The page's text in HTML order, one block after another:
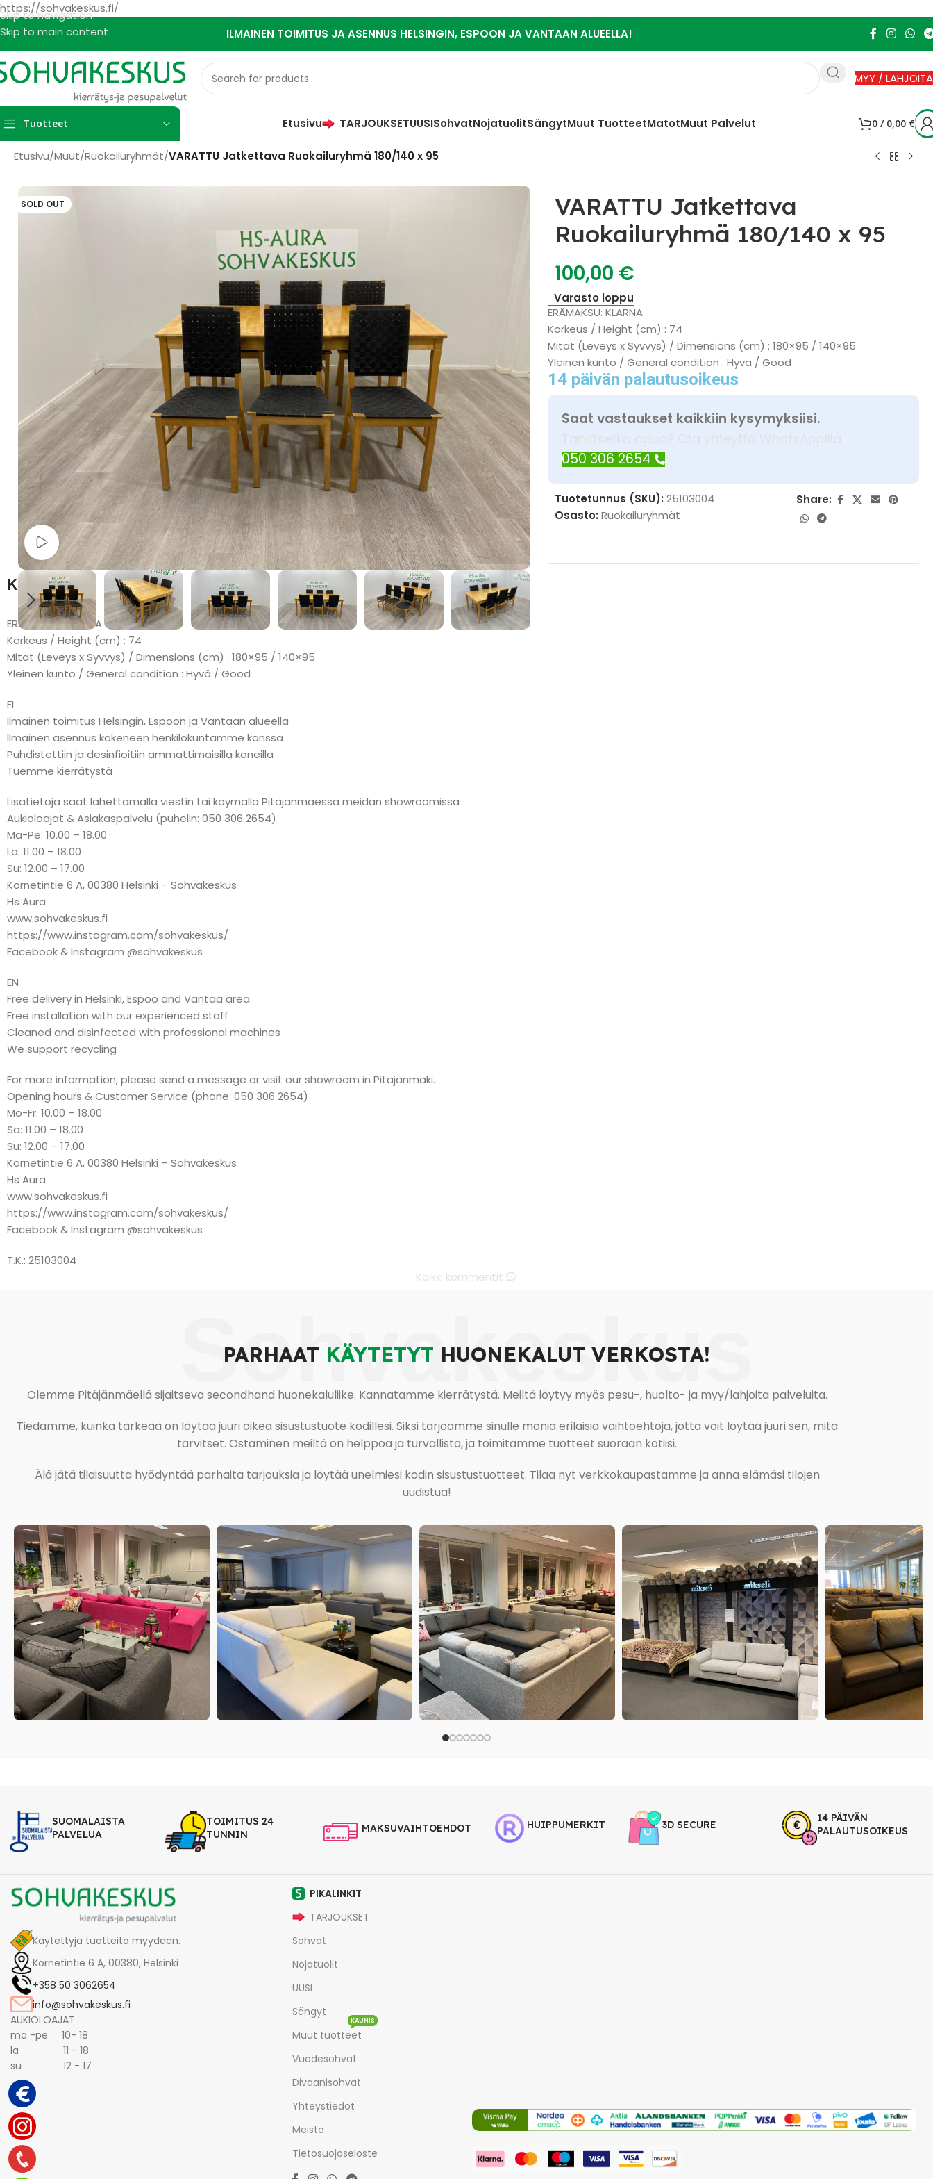
https://sohvakeskus.fi/
Skip to navigation
Skip to main content
ILMAINEN TOIMITUS JA ASENNUS HELSINGIN, ESPOON JA VANTAAN ALUEELLA!
MYY / LAHJOITA
Tuotteet Etusivu TARJOUKSETUUSISohvatNojatuolitSängytMuut TuotteetMatotMuut Palvelut 0 / 0,00 €
Etusivu/Muut/Ruokailuryhmät/VARATTU Jatkettava Ruokailuryhmä 180/140 x 95
SOLD OUT
Watch video
VARATTU Jatkettava
Ruokailuryhmä 180/140 x 95
100,00 €
Varasto loppu
ERÄMAKSU: KLARNA
Korkeus / Height (cm) : 74
Mitat (Leveys x Syvvys) / Dimensions (cm) : 180×95 / 140×95
Yleinen kunto / General condition : Hyvä / Good
14 päivän palautusoikeus
Saat vastaukset kaikkiin kysymyksiisi.
Tarvitsetko apua? Ota yhteyttä WhatsAppilla
050 306 2654
Tuotetunnus (SKU):25103004
Osasto: Ruokailuryhmät
Share:
Kuvaus
ERÄMAKSU: KLARNA
Korkeus / Height (cm) : 74
Mitat (Leveys x Syvvys) / Dimensions (cm) : 180×95 / 140×95
Yleinen kunto / General condition : Hyvä / Good
FI
Ilmainen toimitus Helsingin, Espoon ja Vantaan alueella
Ilmainen asennus kokeneen henkilökuntamme kanssa
Puhdistettiin ja desinfioitiin ammattimaisilla koneilla
Tuemme kierrätystä
Lisätietoja saat lähettämällä viestin tai käymällä Pitäjänmäessä meidän showroomissa
Aukioloajat & Asiakaspalvelu (puhelin: 050 306 2654)
Ma-Pe: 10.00 – 18.00
La: 11.00 – 18.00
Su: 12.00 – 17.00
Kornetintie 6 A, 00380 Helsinki – Sohvakeskus
Hs Aura
www.sohvakeskus.fi
https://www.instagram.com/sohvakeskus/
Facebook & Instagram @sohvakeskus
EN
Free delivery in Helsinki, Espoo and Vantaa area.
Free installation with our experienced staff
Cleaned and disinfected with professional machines
We support recycling
For more information, please send a message or visit our showroom in Pitäjänmäki.
Opening hours & Customer Service (phone: 050 306 2654)
Mo-Fr: 10.00 – 18.00
Sa: 11.00 – 18.00
Su: 12.00 – 17.00
Kornetintie 6 A, 00380 Helsinki – Sohvakeskus
Hs Aura
www.sohvakeskus.fi
https://www.instagram.com/sohvakeskus/
Facebook & Instagram @sohvakeskus
T.K.: 25103004
Kaikki kommentit
Sohvakeskus
PARHAAT KÄYTETYT HUONEKALUT VERKOSTA!
Olemme Pitäjänmäellä sijaitseva secondhand huonekaluliike. Kannatamme kierrätystä. Meiltä löytyy myös pesu-, huolto- ja myy/lahjoita palveluita.
Tiedämme, kuinka tärkeää on löytää juuri oikea sisustustuote kodillesi. Siksi tarjoamme sinulle monia erilaisia vaihtoehtoja, jotta voit löytää juuri sen, mitä
tarvitset. Ostaminen meiltä on helppoa ja turvallista, ja toimitamme tuotteet suoraan kotiisi.
Älä jätä tilaisuutta hyödyntää parhaita tarjouksia ja löytää unelmiesi kodin sisustustuotteet. Tilaa nyt verkkokaupastamme ja anna elämäsi tilojen
uudistua!
SUOMALAISTA
PALVELUA
TOIMITUS 24
TUNNIN
MAKSUVAIHTOEHDOT HUIPPUMERKIT 3D SECURE
14 PÄIVÄN
PALAUTUSOIKEUS
Käytettyjä tuotteita myydään.
Kornetintie 6 A, 00380, Helsinki
+358 50 3062654
info@sohvakeskus.fi
AUKIOLOAJAT
ma -pe 10- 18
la 11 - 18
su 12 - 17
PIKALINKIT
TARJOUKSET
Sohvat
Nojatuolit
UUSI
Sängyt
Muut tuotteet
KAUNIS
Vuodesohvat
Divaanisohvat
Yhteystiedot
Meista
Tietosuojaseloste